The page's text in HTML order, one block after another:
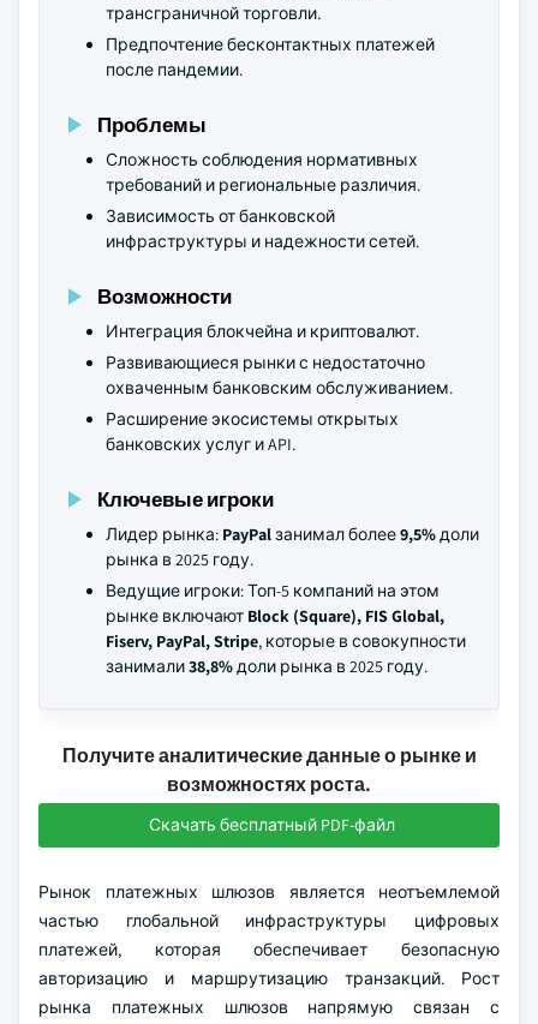
трансграничной торговли.
Предпочтение бесконтактных платежей
после пандемии.
Проблемы
Сложность соблюдения нормативных
требований и региональные различия.
Зависимость от банковской
инфраструктуры и надежности сетей.
Возможности
Интеграция блокчейна и криптовалют.
Развивающиеся рынки с недостаточно
охваченным банковским обслуживанием.
Расширение экосистемы открытых
банковских услуг и API.
Ключевые игроки
Лидер рынка: PayPalзанимал более9,5%доли
рынка в 2025 году.
Ведущие игроки: Топ-5 компаний на этом
рынке включают Block (Square), FIS Global,
Fiserv, PayPal, Stripe, которые в совокупности
занимали38,8%доли рынка в 2025 году.
Получите аналитические данные о рынке и
возможностях роста.
Скачать бесплатный PDF-файл
Рынок платежных шлюзов является неотъемлемой
частью глобальной инфраструктуры цифровых
платежей, которая обеспечивает безопасную
авторизацию и маршрутизацию транзакций. Рост
рынка платежных шлюзов напрямую связан с